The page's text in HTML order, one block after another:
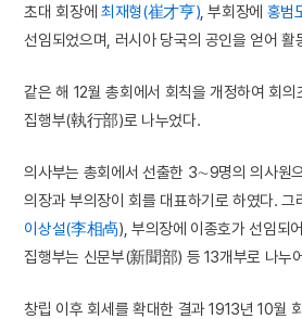
초대 회장에 최재형(崔才亨) , 부회장에 홍범
선임되었으며, 러시아 당국의 공인을 얻어 활
같은 해 12월 총회에서 회칙을 개정하여 회
집행부(執行部)로 나누었다.
의사부는 총회에서 선출한 3∼9명의 의사원
의장과 부의장이 회를 대표하기로 하였다. 그
이상설(李相卨), 부의장에 이종호가 선임되
집행부는 신문부(新聞部) 등 13개부로 나누
창립 이후 회세를 확대한 결과 1913년 10월